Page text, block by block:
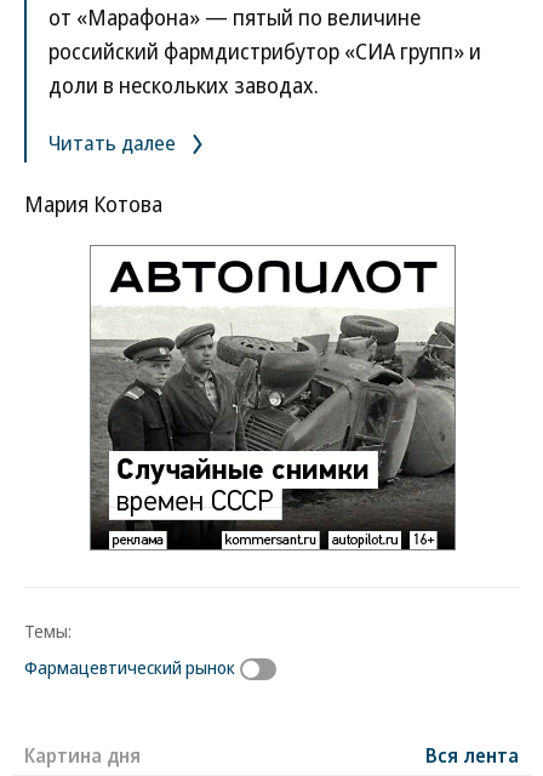
от «Марафона» — пятый по величине
российский фармдистрибутор «СИА групп» и
доли в нескольких заводах.
Читать далее
Мария Котова
Темы:
Фармацевтический рынок
Картина дня Вся лента